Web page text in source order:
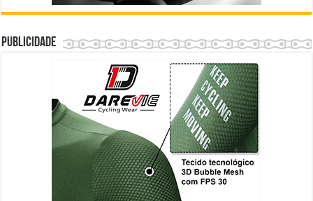
Publicidade